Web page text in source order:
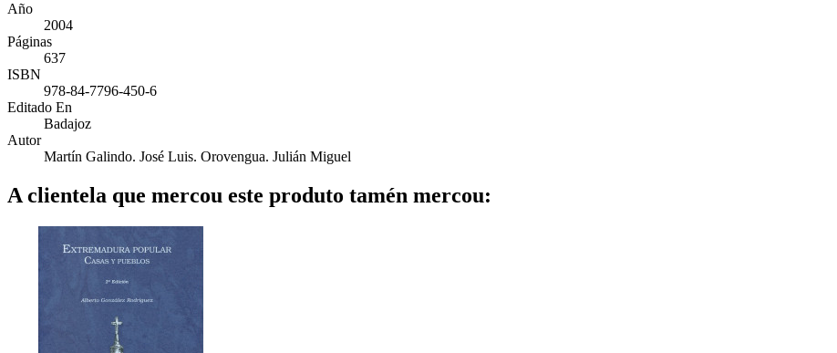
Año
2004
Páginas
637
ISBN
978-84-7796-450-6
Editado En
Badajoz
Autor
Martín Galindo. José Luis. Orovengua. Julián Miguel
A clientela que mercou este produto tamén mercou: